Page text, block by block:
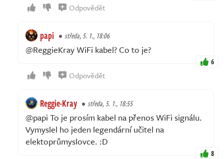
Odpovědět
papi středa, 5. 1., 18:06
@ReggieKray WiFi kabel? Co to je?
6
Odpovědět
Reggie-Kray středa, 5. 1., 18:55
@papi To je prosím kabel na přenos WiFi signálu.
Vymyslel ho jeden legendární učitel na
elektoprůmyslovce. :D
8